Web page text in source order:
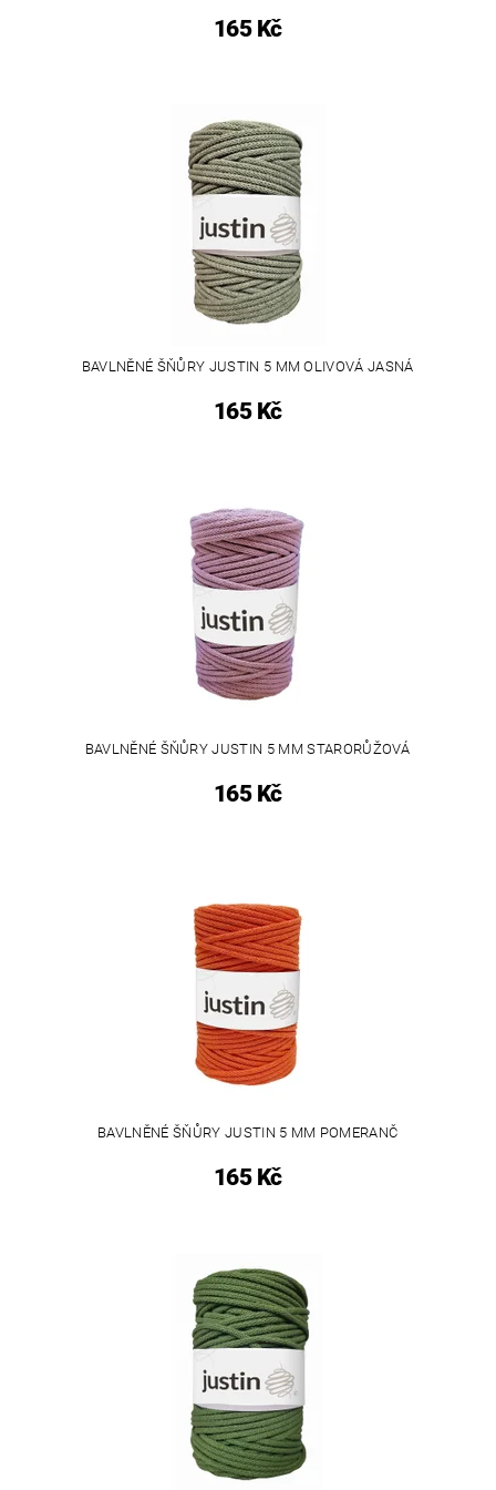
165 Kč
BAVLNĚNÉ ŠŇŮRY JUSTIN 5 MM OLIVOVÁ JASNÁ
165 Kč
BAVLNĚNÉ ŠŇŮRY JUSTIN 5 MM STARORŮŽOVÁ
165 Kč
BAVLNĚNÉ ŠŇŮRY JUSTIN 5 MM POMERANČ
165 Kč